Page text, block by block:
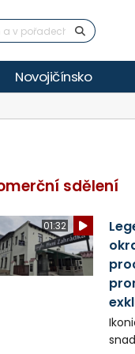
Novojičínsko
sdělení
01:32